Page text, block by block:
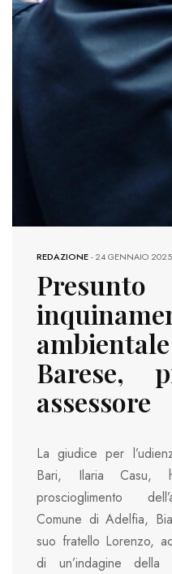
REDAZIONE-24 GENNAIO 2025
Presunto
Barese,
assessore
La giudice per
Bari, Ilaria Casu,
proscioglimento
Comune di Adelfia,
suo fratello Lorenzo,
di un’indagine